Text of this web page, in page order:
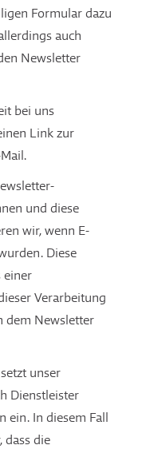
Formular dazu
auch
Newsletter
bei uns
Link zur
und diese
wir, wenn E-
Diese
einer
Verarbeitung
dem Newsletter
unser
Dienstleister
ein. In diesem Fall
dass die